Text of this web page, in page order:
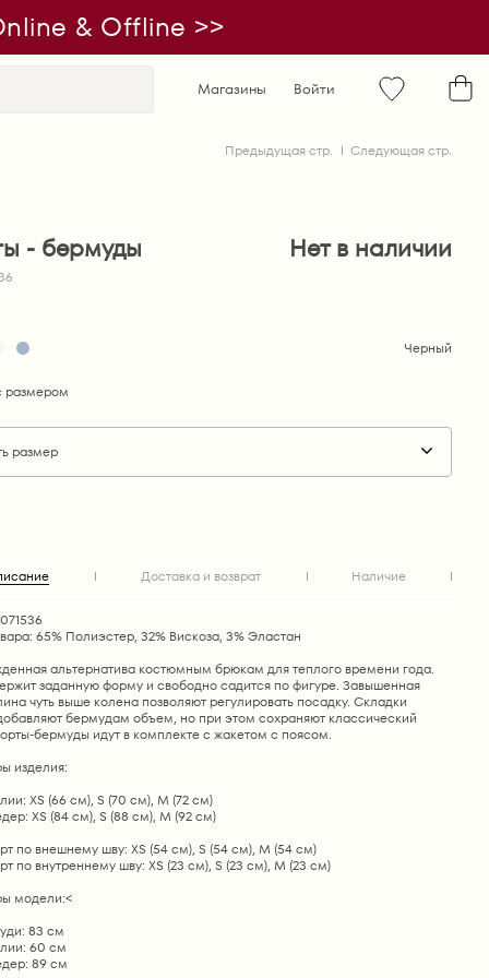
& Offline >>
Магазины Войти
Предыдущая стр. Следующая стр.
- бермуды Нет в наличии
Черный
размер
Доставка и возврат Наличие
65% Полиэстер, 32% Вискоза, 3% Эластан
альтернатива костюмным брюкам для теплого времени года.
заданную форму и свободно садится по фигуре. Завышенная
чуть выше колена позволяют регулировать посадку. Складки
бермудам объем, но при этом сохраняют классический
бермуды идут в комплекте с жакетом с поясом.
изделия:
XS (66 см), S (70 см), M (72 см)
XS (84 см), S (88 см), M (92 см)
по внешнему шву: XS (54 см), S (54 см), M (54 см)
по внутреннему шву: XS (23 см), S (23 см), M (23 см)
модели:<
83 см
60 см
89 см